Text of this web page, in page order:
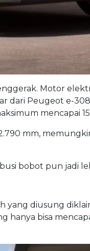
Motor
Peugeot e-308
mencapai
mm,
bobot pun jadi
yang diusung
hanya bisa